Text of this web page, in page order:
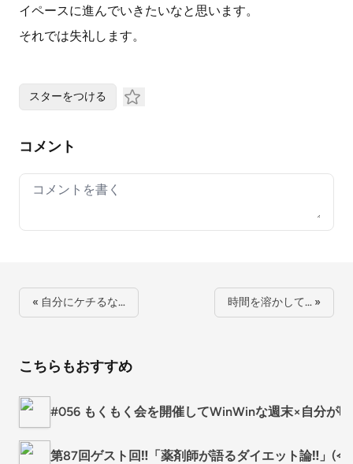
イペースに進んでいきたいなと思います。
それでは失礼します。
スターをつける
コメント
Your comment
« 自分にケチるな… 時間を溶かして… »
こちらもおすすめ
#056 もくもく会を開催してWinWinな週末×自分が
第87回ゲスト回‼️「薬剤師が語るダイエット論‼️」(